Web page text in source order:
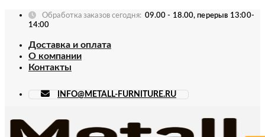
Skip
Обработка заказов сегодня: 09.00 - 18.00, перерыв 13:00-
14:00
Доставка и оплата
О компании
Контакты
INFO@METALL-FURNITURE.RU